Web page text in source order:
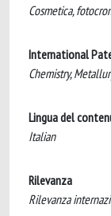
Cosmetica,
International
Chemistry,
Lingua del
Italian
Rilevanza
Rilevanza